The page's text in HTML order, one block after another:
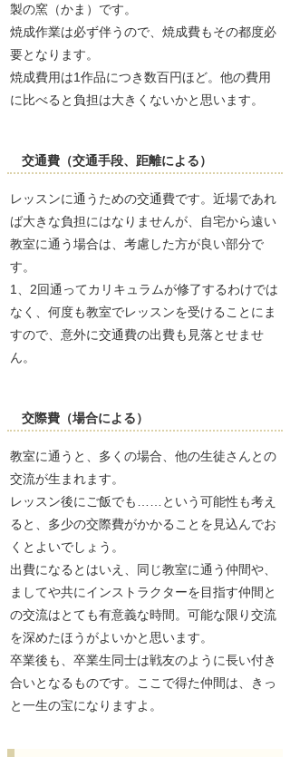
製の窯（かま）です。
焼成作業は必ず伴うので、焼成費もその都度必
要となります。
焼成費用は1作品につき数百円ほど。他の費用
に比べると負担は大きくないかと思います。
交通費（交通手段、距離による）
レッスンに通うための交通費です。近場であれ
ば大きな負担にはなりませんが、自宅から遠い
教室に通う場合は、考慮した方が良い部分で
す。
1、2回通ってカリキュラムが修了するわけでは
なく、何度も教室でレッスンを受けることにま
すので、意外に交通費の出費も見落とせませ
ん。
交際費（場合による）
教室に通うと、多くの場合、他の生徒さんとの
交流が生まれます。
レッスン後にご飯でも……という可能性も考え
ると、多少の交際費がかかることを見込んでお
くとよいでしょう。
出費になるとはいえ、同じ教室に通う仲間や、
ましてや共にインストラクターを目指す仲間と
の交流はとても有意義な時間。可能な限り交流
を深めたほうがよいかと思います。
卒業後も、卒業生同士は戦友のように長い付き
合いとなるものです。ここで得た仲間は、きっ
と一生の宝になりますよ。